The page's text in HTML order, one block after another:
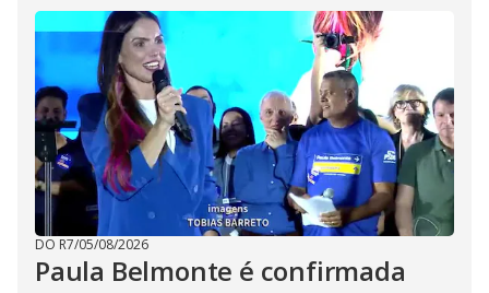
DO R7/05/08/2026
Paula Belmonte é confirmada